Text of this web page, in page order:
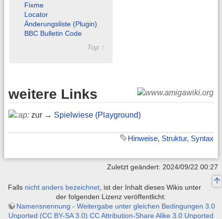
Fixme
Locator
Änderungsliste (Plugin)
BBC Bulletin Code
Top ↑
weitere Links
zur → Spielwiese (Playground)
Hinweise, Struktur, Syntax
Zuletzt geändert: 2024/09/22 00:27
Falls nicht anders bezeichnet, ist der Inhalt dieses Wikis unter
der folgenden Lizenz veröffentlicht:
Namensnennung - Weitergabe unter gleichen Bedingungen 3.0
Unported (CC BY-SA 3.0) CC Attribution-Share Alike 3.0 Unported